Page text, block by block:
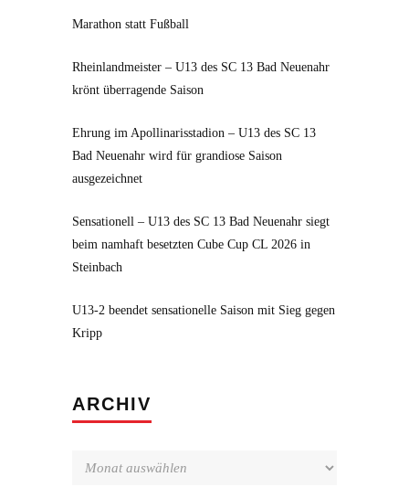
Marathon statt Fußball
Rheinlandmeister – U13 des SC 13 Bad Neuenahr
krönt überragende Saison
Ehrung im Apollinarisstadion – U13 des SC 13
Bad Neuenahr wird für grandiose Saison
ausgezeichnet
Sensationell – U13 des SC 13 Bad Neuenahr siegt
beim namhaft besetzten Cube Cup CL 2026 in
Steinbach
U13-2 beendet sensationelle Saison mit Sieg gegen
Kripp
ARCHIV